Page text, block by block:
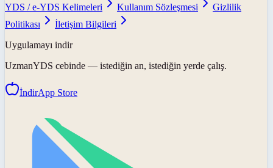
YDS / e-YDS Kelimeleri
Kullanım Sözleşmesi
Gizlilik
Politikası
İletişim Bilgileri
Uygulamayı indir
UzmanYDS cebinde — istediğin an, istediğin yerde çalış.
İndirApp Store